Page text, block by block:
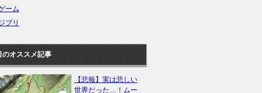
ーム
ブリ
のオススメ記事
【悲報】実は悲しい
世界だった…！ムー